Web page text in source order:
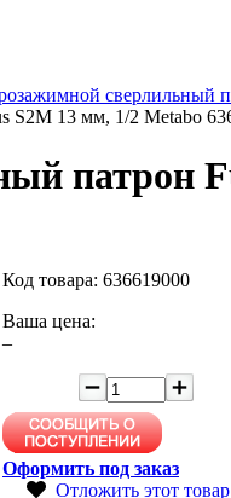
сверлильный
S2M 13 мм, 1/2 Metabo
патрон
Код товара: 636619000
Ваша цена:
–
Оформить под заказ
Отложить этот товар